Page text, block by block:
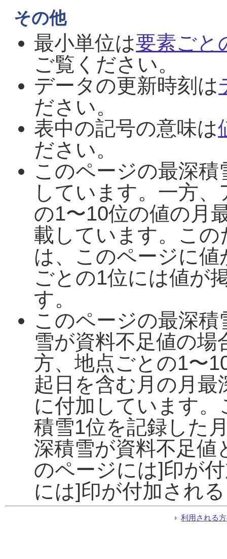
その他
最小単位は要素ごと
ご覧ください。
データの更新時刻は
ださい。
表中の記号の意味は
ださい。
このページの最深
しています。一方
の1〜10位の値の月
載しています。こ
は、このページに
ごとの1位には値が
す。
このページの最深
雪が資料不足値の
方、地点ごとの1〜
起日を含む月の月最
に付加しています
積雪1位を記録した
深積雪が資料不足
のページには]印が
には]印が付加され
利用される